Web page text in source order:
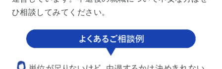
ひ相談してみてください。